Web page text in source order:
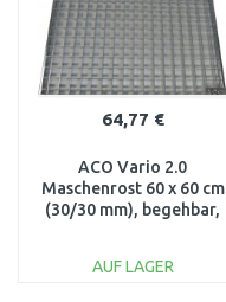
64,77 €
ACO Vario 2.0
Maschenrost 60 x 60 cm
(30/30 mm), begehbar,
AUF LAGER